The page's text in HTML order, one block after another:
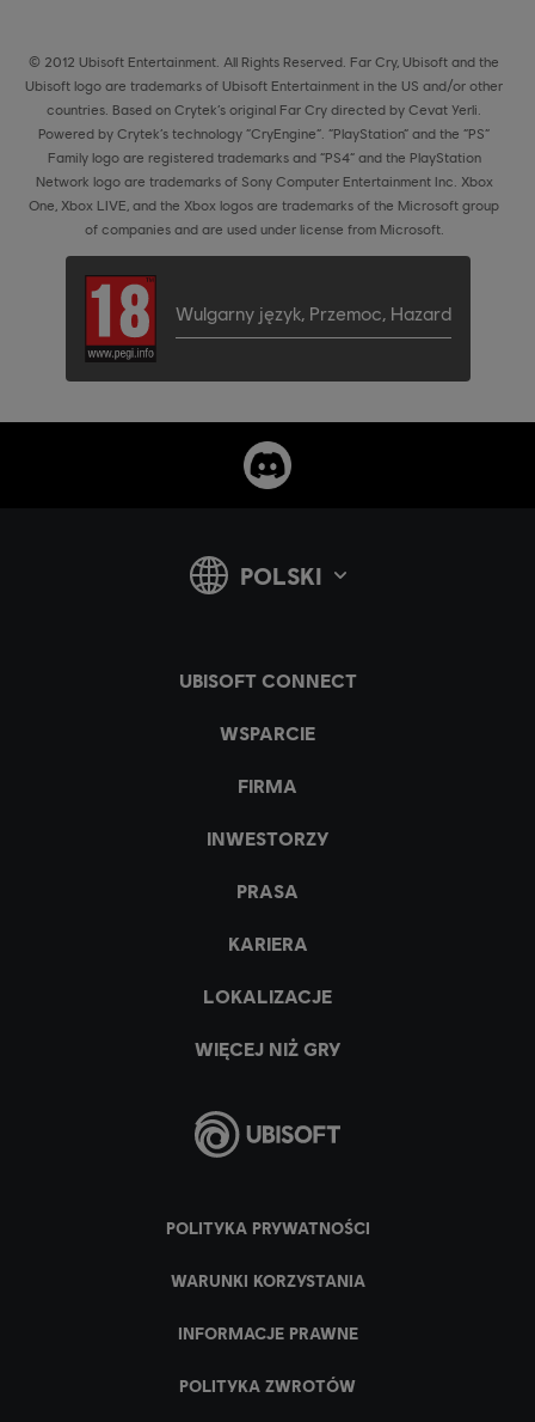
Wulgarny język, Przemoc Hazard
© 2012 Ubisoft Entertainment. All Rights Reserved. Far Cry, Ubisoft and the
Ubisoft logo are trademarks of Ubisoft Entertainment in the US and/or other
countries. Based on Crytek’s original Far Cry directed by Cevat Yerli.
Powered by Crytek’s technology “CryEngine”. “PlayStation” and the “PS”
Family logo are registered trademarks and “PS4” and the PlayStation
Network logo are trademarks of Sony Computer Entertainment Inc. Xbox
One, Xbox LIVE, and the Xbox logos are trademarks of the Microsoft group
of companies and are used under license from Microsoft.